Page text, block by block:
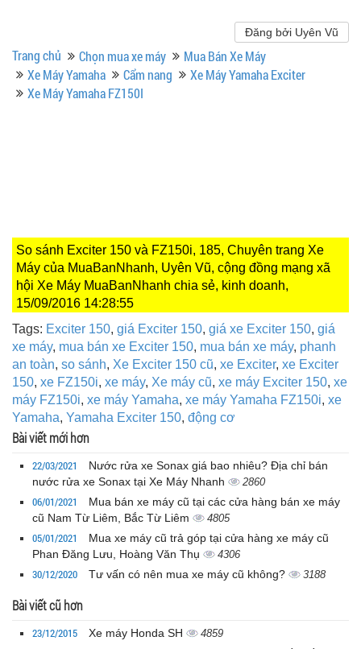
Đăng bởi Uyên Vũ
Trang chủ Chọn mua xe máy
Mua Bán Xe Máy
Xe Máy Yamaha
Cẩm nang
Xe Máy Yamaha Exciter
Xe Máy Yamaha FZ150I
So sánh Exciter 150 và FZ150i, 185, Chuyên trang Xe
Máy của MuaBanNhanh, Uyên Vũ, cộng đồng mạng xã
hội Xe Máy MuaBanNhanh chia sẻ, kinh doanh,
15/09/2016 14:28:55
Tags: Exciter 150, giá Exciter 150, giá xe Exciter 150, giá
xe máy, mua bán xe Exciter 150, mua bán xe máy, phanh
an toàn, so sánh, Xe Exciter 150 cũ, xe Exciter, xe Exciter
150, xe FZ150i, xe máy, Xe máy cũ, xe máy Exciter 150, xe
máy FZ150i, xe máy Yamaha, xe máy Yamaha FZ150i, xe
Yamaha, Yamaha Exciter 150, động cơ
Bài viết mới hơn
22/03/2021
Nước rửa xe Sonax giá bao nhiêu? Địa chỉ bán
nước rửa xe Sonax tại Xe Máy Nhanh
2860
06/01/2021
Mua bán xe máy cũ tại các cửa hàng bán xe máy
cũ Nam Từ Liêm, Bắc Từ Liêm
4805
05/01/2021
Mua xe máy cũ trả góp tại cửa hàng xe máy cũ
Phan Đăng Lưu, Hoàng Văn Thụ
4306
30/12/2020 Tư vấn có nên mua xe máy cũ không? 3188
Bài viết cũ hơn
23/12/2015 Xe máy Honda SH 4859